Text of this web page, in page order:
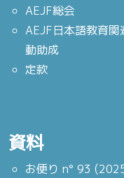
AEJF総会
AEJF日本語教育関
動助成
定款
資料
お便り n° 93